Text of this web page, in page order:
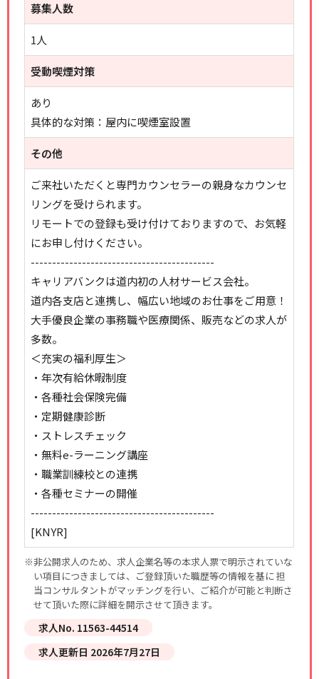
募集人数
1人
受動喫煙対策
あり
具体的な対策：屋内に喫煙室設置
その他
ご来社いただくと専門カウンセラーの親身なカウンセ
リングを受けられます。
リモートでの登録も受け付けておりますので、お気軽
にお申し付けください。
-------------------------------------------
キャリアバンクは道内初の人材サービス会社。
道内各支店と連携し、幅広い地域のお仕事をご用意！
大手優良企業の事務職や医療関係、販売などの求人が
多数。
＜充実の福利厚生＞
・年次有給休暇制度
・各種社会保険完備
・定期健康診断
・ストレスチェック
・無料e-ラーニング講座
・職業訓練校との連携
・各種セミナーの開催
-------------------------------------------
[KNYR]
※非公開求人のため、求人企業名等の本求人票で明示されていな
い項目につきましては、ご登録頂いた職歴等の情報を基に 担
当コンサルタントがマッチングを行い、ご紹介が可能と判断さ
せて頂いた際に詳細を開示させて頂きます。
求人No. 11563-44514
求人更新日 2026年7月27日